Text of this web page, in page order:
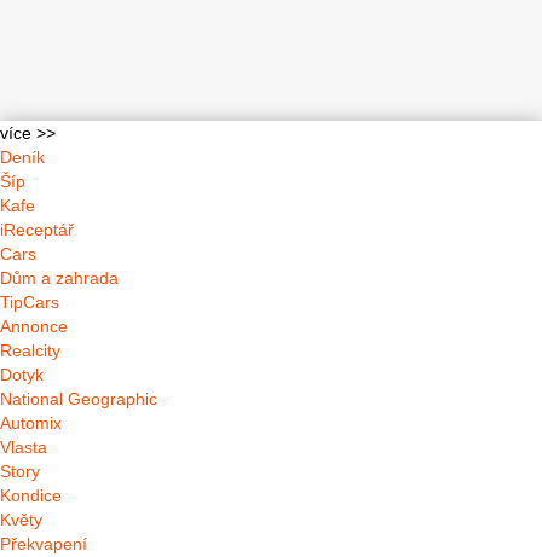
více >>
Deník
Šíp
Kafe
iReceptář
Cars
Dům a zahrada
TipCars
Annonce
Realcity
Dotyk
National Geographic
Automix
Vlasta
Story
Kondice
Květy
Překvapení